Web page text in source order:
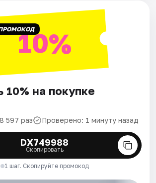
10%
10% на покупке
597 раз Проверено: 1 минуту назад
DX749988
Скопировать
1 шаг. Скопируйте промокод